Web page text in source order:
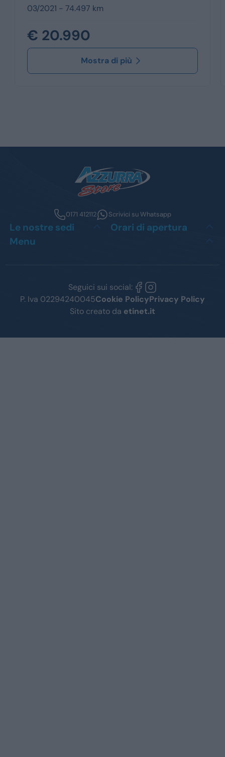
03/2021 - 74.497 km
€ 20.990
Mostra di più
0171 412112 Scrivici su Whatsapp
Le nostre sedi
Orari di apertura
Menu
Seguici sui social:
P. Iva 02294240045Cookie PolicyPrivacy Policy
Sito creato da etinet.it